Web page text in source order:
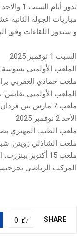
مباريات الجولة الثانية
و ستدور اللقاءات وفق
السبت 1 نوفمبر 2025
الملعب الأولمبي
ملعب حمادي العقربي
الملعب الأولمبي
ملعب 7 مارس ببن قردان: اتّحاد بن قردان – شبيبة القيروان
الأحد 2 نوفمبر 2025
ملعب الطيب المهيري
ملعب الشاذلي زويتن:
ملعب 15 أكتوبر ببنزرت: النّادي البنزرتي – الأولمبي الباجي
المركب الرياضي
SHARE
0